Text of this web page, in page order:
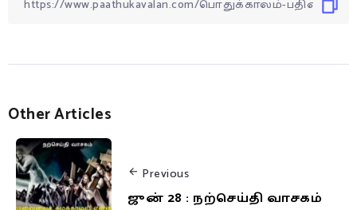
Other Articles
Previous
ஜுன் 28 : நற்செய்தி வாசகம்